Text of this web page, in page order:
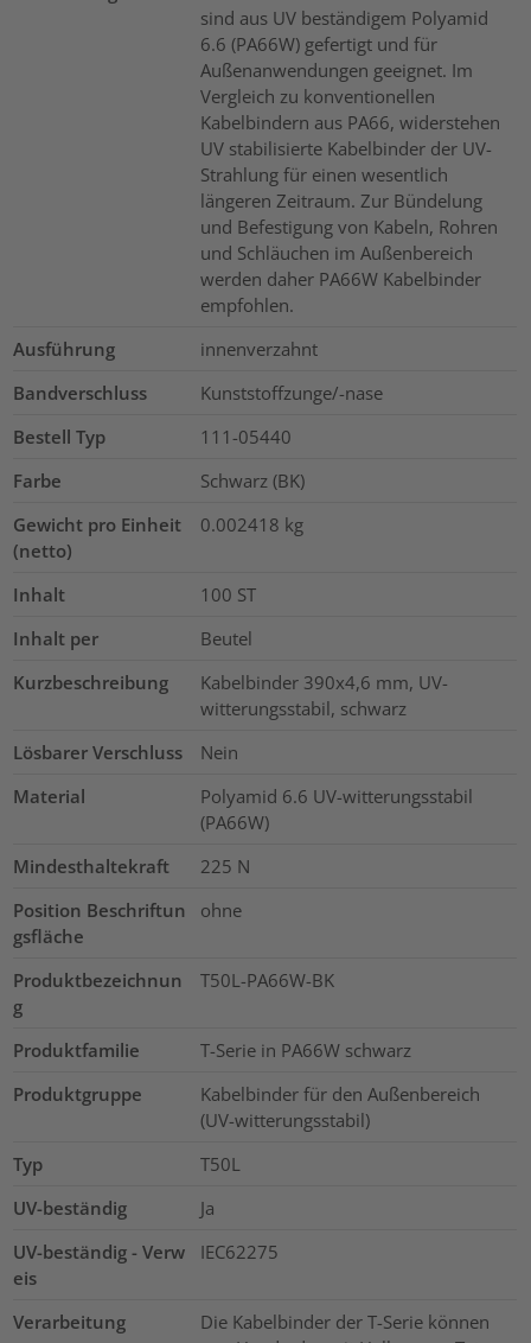
sind aus UV beständigem Polyamid
6.6 (PA66W) gefertigt und für
Außenanwendungen geeignet. Im
Vergleich zu konventionellen
Kabelbindern aus PA66, widerstehen
UV stabilisierte Kabelbinder der UV-
Strahlung für einen wesentlich
längeren Zeitraum. Zur Bündelung
und Befestigung von Kabeln, Rohren
und Schläuchen im Außenbereich
werden daher PA66W Kabelbinder
empfohlen.
Ausführung
innenverzahnt
Bandverschluss
Kunststoffzunge/-nase
Bestell Typ
111-05440
Farbe
Schwarz (BK)
Gewicht pro Einheit
(netto)
0.002418 kg
Inhalt 100 ST
Inhalt per
Beutel
Kurzbeschreibung
Kabelbinder 390x4,6 mm, UV-
witterungsstabil, schwarz
Lösbarer Verschluss
Nein
Material
Polyamid 6.6 UV-witterungsstabil
(PA66W)
Mindesthaltekraft
225 N
Position Beschriftun
gsfläche
ohne
Produktbezeichnun
g
T50L-PA66W-BK
Produktfamilie
T-Serie in PA66W schwarz
Produktgruppe
Kabelbinder für den Außenbereich
(UV-witterungsstabil)
Typ
T50L
UV-beständig
Ja
UV-beständig - Verw
eis
IEC62275
Verarbeitung
Die Kabelbinder der T-Serie können